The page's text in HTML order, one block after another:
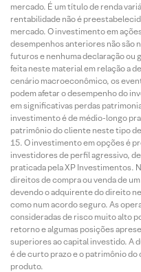
mercado. É um título de renda
rentabilidade não é
mercado. O investimento em
desempenhos anteriores não são
futuros e nenhuma declaração ou
feita neste material em relação a
cenário macroeconômico, os
podem afetar o desempenho do
em significativas perdas
investimento é de médio-longo
patrimônio do cliente neste tipo
O investimento em opções é
investidores de perfil agressivo,
praticada pela XP Investimentos.
direitos de compra ou venda de
devendo o adquirente do direito
como num acordo seguro. As
consideradas de risco muito alto
retorno e algumas posições
superiores ao capital investido. A
é de curto prazo e o patrimônio
produto.